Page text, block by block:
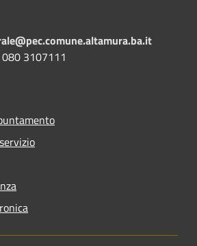
3107111